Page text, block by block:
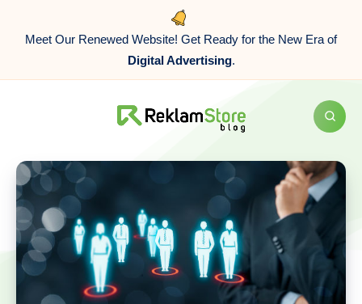
Meet Our Renewed Website! Get Ready for the New Era of
Digital Advertising.